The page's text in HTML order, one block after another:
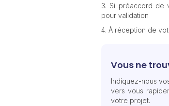
Si préaccord de
pour validation
À réception de
Vous ne
Indiquez-nous
vers vous
votre projet.